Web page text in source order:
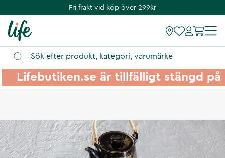
Fri frakt vid köp över 299kr
Lifebutiken.se är tillfälligt stängd